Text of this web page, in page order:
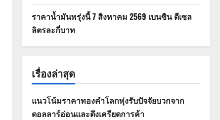
ราคาน้ำมันพรุ่งนี้ 7 สิงหาคม 2569 เบนซิน ดีเซล
ลิตรละกี่บาท
เรื่องล่าสุด
แนวโน้มราคาทองคำโลกพุ่งรับปัจจัยบวกจาก
ดอลลาร์อ่อนและตึงเครียดการค้า